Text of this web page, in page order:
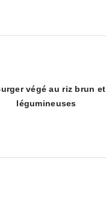
végé au riz brun et
légumineuses